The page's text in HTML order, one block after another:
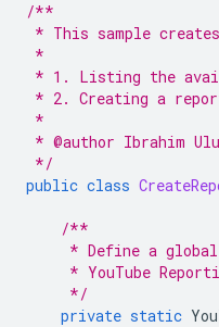
/**
* This sample
*
* 1. Listing the
* 2. Creating a
*
* @author Ibrahim
*/
public class
/**
* Define a
* YouTube
     */
private static